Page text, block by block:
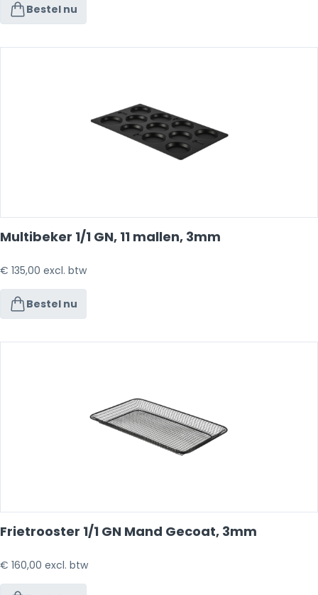
Bestel nu
Multibeker 1/1 GN, 11 mallen, 3mm
€ 135,00 excl. btw
Bestel nu
Frietrooster 1/1 GN Mand Gecoat, 3mm
€ 160,00 excl. btw